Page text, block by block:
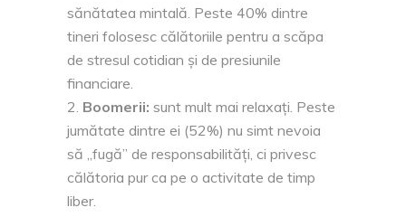
sănătatea mintală. Peste 40% dintre
tineri folosesc călătoriile pentru a scăpa
de stresul cotidian și de presiunile
financiare.
Boomerii: sunt mult mai relaxați. Peste
jumătate dintre ei (52%) nu simt nevoia
să „fugă” de responsabilități, ci privesc
călătoria pur ca pe o activitate de timp
liber.